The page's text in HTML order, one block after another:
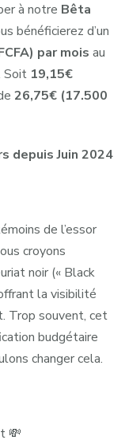
à notre Bêta
bénéficierez d’un
par mois au
Soit 19,15€
26,75€ (17.500
depuis Juin 2024
de l’essor
croyons
noir (« Black
la visibilité
Trop souvent, cet
budgétaire
changer cela.
💸